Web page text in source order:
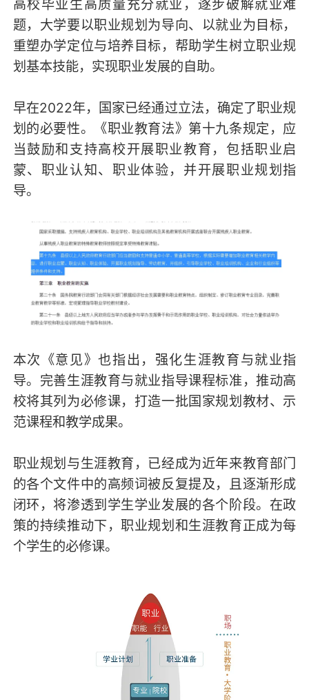
高校毕业生高质量充分就业，逐步破解就业难
题，大学要以职业规划为导向、以就业为目标，
重塑办学定位与培养目标，帮助学生树立职业规
划基本技能，实现职业发展的自助。
早在2022年，国家已经通过立法，确定了职业规
划的必要性。《职业教育法》第十九条规定，应
当鼓励和支持高校开展职业教育，包括职业启
蒙、职业认知、职业体验，并开展职业规划指
导。
本次《意见》也指出，强化生涯教育与就业指
导。完善生涯教育与就业指导课程标准，推动高
校将其列为必修课，打造一批国家规划教材、示
范课程和教学成果。
职业规划与生涯教育，已经成为近年来教育部门
的各个文件中的高频词被反复提及，且逐渐形成
闭环，将渗透到学生学业发展的各个阶段。在政
策的持续推动下，职业规划和生涯教育正成为每
个学生的必修课。